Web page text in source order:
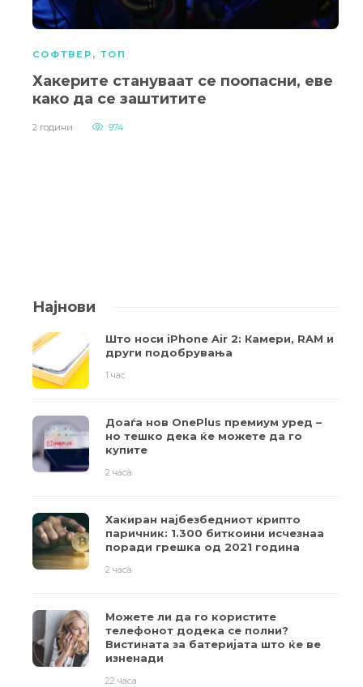
СОФТВЕР , ТОП
Хакерите стануваат се поопасни, еве
како да се заштитите
2 години 974
Најнови
Што носи iPhone Air 2: Камери, RAM и
други подобрувања
1 час
Доаѓа нов OnePlus премиум уред –
но тешко дека ќе можете да го
купите
2 часа
Хакиран најбезбедниот крипто
паричник: 1.300 биткоини исчезнаа
поради грешка од 2021 година
2 часа
Можете ли да го користите
телефонот додека се полни?
Вистината за батеријата што ќе ве
изненади
22 часа